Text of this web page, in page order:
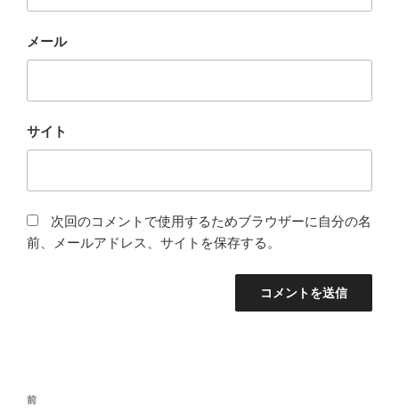
メール
サイト
次回のコメントで使用するためブラウザーに自分の名
前、メールアドレス、サイトを保存する。
投
前
前